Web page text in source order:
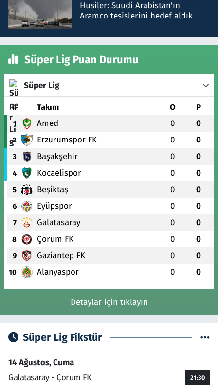
Husiler: Suudi Arabistan'ın
Aramco tesislerini hedef aldık
Süper Lig Puan Durumu
Süper Lig
# Takım O P
1 Amed 0 0
2 Erzurumspor FK 0 0
3 Başakşehir 0 0
4 Kocaelispor 0 0
5 Beşiktaş 0 0
6 Eyüpspor 0 0
7 Galatasaray 0 0
8 Çorum FK 0 0
9 Gaziantep FK 0 0
10 Alanyaspor 0 0
Detaylar için tıklayın
Süper Lig Fikstür
14 Ağustos, Cuma
Galatasaray - Çorum FK
21:30